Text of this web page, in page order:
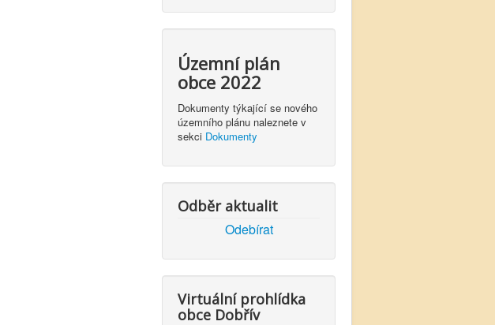
Územní plán
obce 2022
Dokumenty týkající se nového
územního plánu naleznete v
sekci Dokumenty
Odběr aktualit
Odebírat
Virtuální prohlídka
obce Dobřív